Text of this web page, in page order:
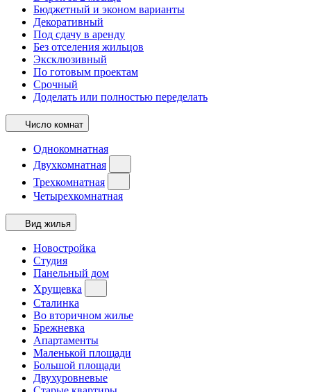
Бюджетный и эконом варианты
Декоративный
Под сдачу в аренду
Без отселения жильцов
Эксклюзивный
По готовым проектам
Срочный
Доделать или полностью переделать
Число комнат
Однокомнатная
Двухкомнатная
Трехкомнатная
Четырехкомнатная
Вид жилья
Новостройка
Студия
Панельный дом
Хрущевка
Сталинка
Во вторичном жилье
Брежневка
Апартаменты
Маленькой площади
Большой площади
Двухуровневые